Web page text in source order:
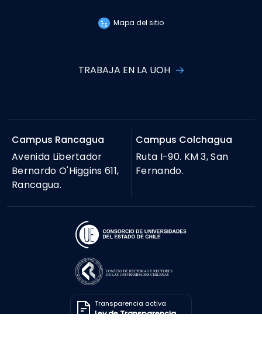
Mapa del sitio
TRABAJA EN LA UOH
Campus Rancagua
Avenida Libertador
Bernardo O'Higgins 611,
Rancagua.
Campus Colchagua
Ruta I-90. KM 3, San
Fernando.
Transparencia activa
Ley de Transparencia